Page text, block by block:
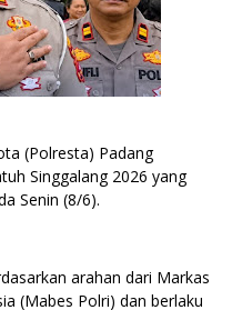
(Polresta) Padang
Singgalang 2026 yang
Senin (8/6).
arahan dari Markas
(Mabes Polri) dan berlaku